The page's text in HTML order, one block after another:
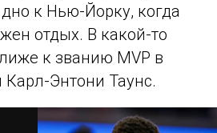
к Нью-Йорку, когда
отдых. В какой-то
к званию MVP в
Карл-Энтони Таунс.